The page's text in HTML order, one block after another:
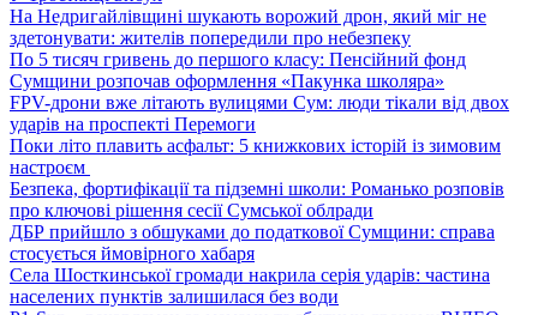
На Недригайлівщині шукають ворожий дрон, який міг не
здетонувати: жителів попередили про небезпеку
По 5 тисяч гривень до першого класу: Пенсійний фонд
Сумщини розпочав оформлення «Пакунка школяра»
FPV-дрони вже літають вулицями Сум: люди тікали від двох
ударів на проспекті Перемоги
Поки літо плавить асфальт: 5 книжкових історій із зимовим
настроєм
Безпека, фортифікації та підземні школи: Романько розповів
про ключові рішення сесії Сумської облради
ДБР прийшло з обшуками до податкової Сумщини: справа
стосується ймовірного хабаря
Села Шосткинської громади накрила серія ударів: частина
населених пунктів залишилася без води